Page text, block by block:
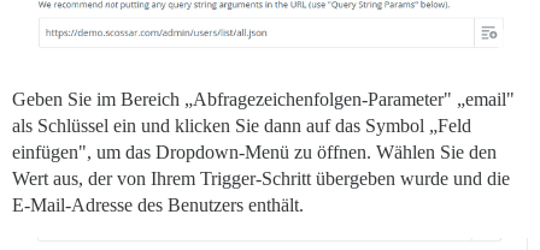
Geben Sie im Bereich „Abfragezeichenfolgen-Parameter" „email"
als Schlüssel ein und klicken Sie dann auf das Symbol „Feld
einfügen", um das Dropdown-Menü zu öffnen. Wählen Sie den
Wert aus, der von Ihrem Trigger-Schritt übergeben wurde und die
E-Mail-Adresse des Benutzers enthält.